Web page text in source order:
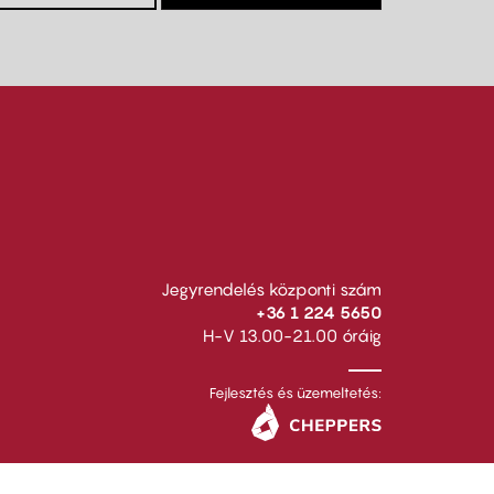
Jegyrendelés központi szám
+36 1 224 5650
H-V 13.00-21.00 óráig
Fejlesztés és üzemeltetés: